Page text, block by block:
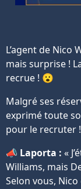
L’agent de
mais surprise !
recrue ! 😮
Malgré ses
exprimé toute
pour le recruter
📣 Laporta : «
Williams, mais
Selon vous,